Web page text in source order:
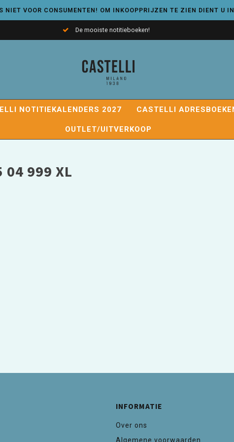
NIET VOOR CONSUMENTEN! OM INKOOPPRIJZEN TE ZIEN DIENT U
De mooiste notitieboeken!
NOTITIEKALENDERS 2027 CASTELLI
OUTLET/UITVERKOOP
04 999 XL
INFORMATIE
Over ons
Algemene voorwaarden